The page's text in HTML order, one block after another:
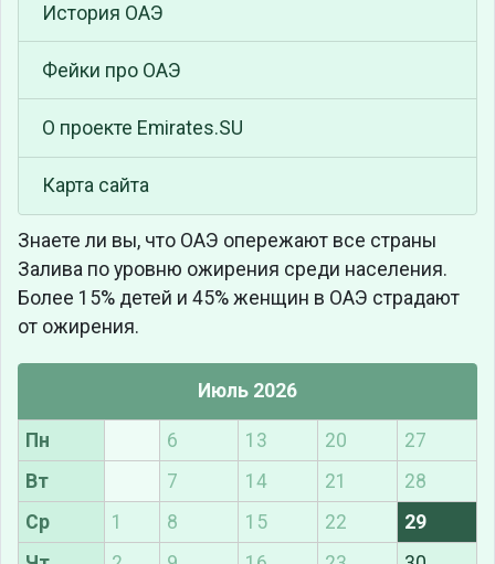
История ОАЭ
Фейки про ОАЭ
О проекте Emirates.SU
Карта сайта
Знаете ли вы, что ОАЭ опережают все страны
Залива по уровню ожирения среди населения.
Более 15% детей и 45% женщин в ОАЭ страдают
от ожирения.
Июль 2026
Пн 6 13 20
27
Вт
7 14 21
28
Ср
1 8 15 22
29